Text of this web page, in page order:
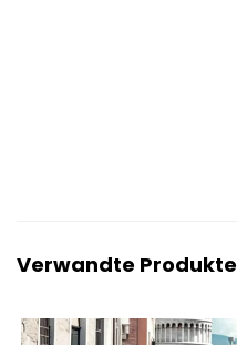
Verwandte Produkte